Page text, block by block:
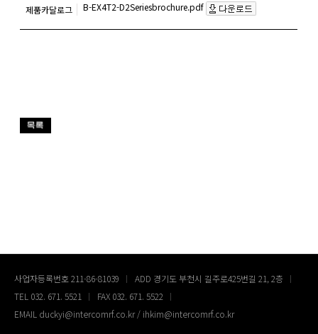
제품카달로그 B-EX4T2-D2Seriesbrochure.pdf
사업자등록번호 211-86-81039
ADD 경기도 부천시 길주로425번길 21, 2층
TEL 032. 671. 5521
FAX 032. 671. 5522
EMAIL duckyi@intercomrf.co.kr / ihkim@intercomrf.co.kr